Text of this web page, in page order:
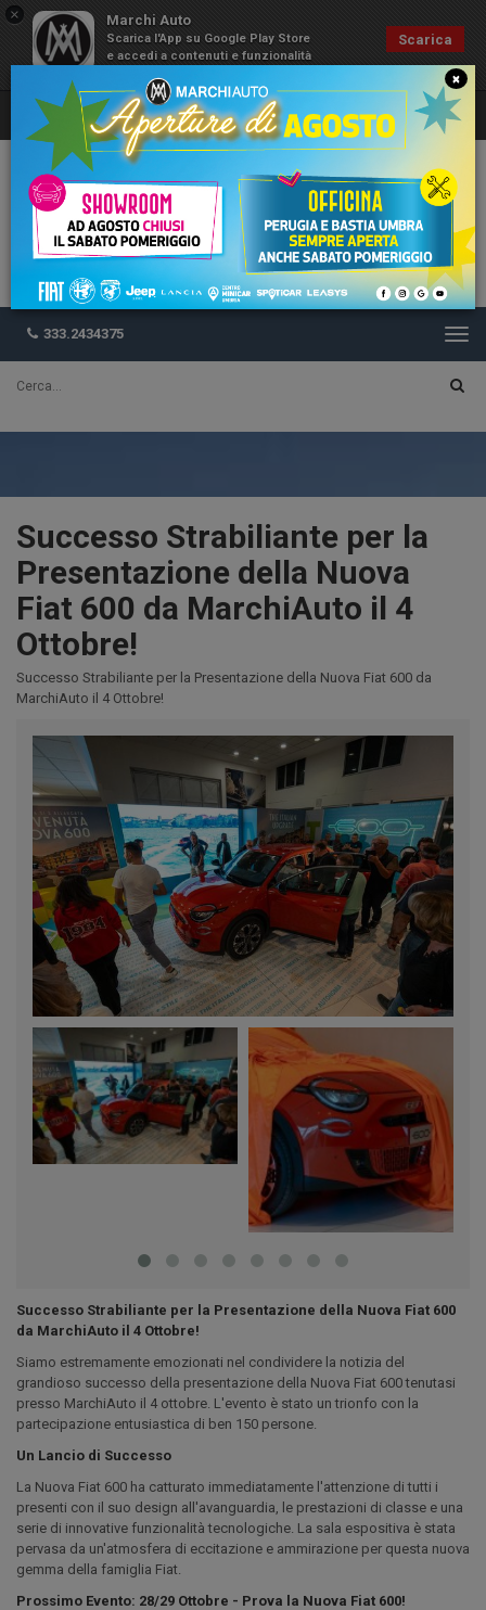
× Marchi Auto
Scarica l'App su Google Play Store
e accedi a contenuti e funzionalità
Scarica
333.2434375
Successo Strabiliante per la
Presentazione della Nuova
Fiat 600 da MarchiAuto il 4
Ottobre!
Successo Strabiliante per la Presentazione della Nuova Fiat 600 da
MarchiAuto il 4 Ottobre!
Successo Strabiliante per la Presentazione della Nuova Fiat 600
da MarchiAuto il 4 Ottobre!
Siamo estremamente emozionati nel condividere la notizia del
grandioso successo della presentazione della Nuova Fiat 600 tenutasi
presso MarchiAuto il 4 ottobre. L'evento è stato un trionfo con la
partecipazione entusiastica di ben 150 persone.
Un Lancio di Successo
La Nuova Fiat 600 ha catturato immediatamente l'attenzione di tutti i
presenti con il suo design all'avanguardia, le prestazioni di classe e una
serie di innovative funzionalità tecnologiche. La sala espositiva è stata
pervasa da un'atmosfera di eccitazione e ammirazione per questa nuova
gemma della famiglia Fiat.
Prossimo Evento: 28/29 Ottobre - Prova la Nuova Fiat 600!
×